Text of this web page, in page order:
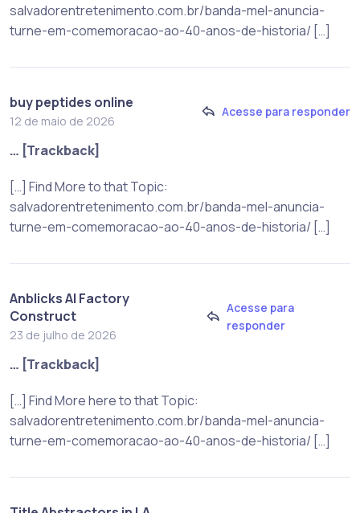
salvadorentretenimento.com.br/banda-mel-anuncia-
turne-em-comemoracao-ao-40-anos-de-historia/ […]
buy peptides online
12 de maio de 2026
Acesse para responder
… [Trackback]
[…] Find More to that Topic:
salvadorentretenimento.com.br/banda-mel-anuncia-
turne-em-comemoracao-ao-40-anos-de-historia/ […]
Anblicks AI Factory
Construct
23 de julho de 2026
Acesse para
responder
… [Trackback]
[…] Find More here to that Topic:
salvadorentretenimento.com.br/banda-mel-anuncia-
turne-em-comemoracao-ao-40-anos-de-historia/ […]